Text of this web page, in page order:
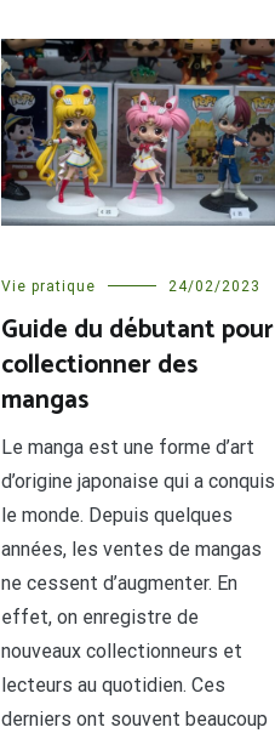
Vie pratique 24/02/2023
Guide du débutant pour
collectionner des
mangas
Le manga est une forme d’art
d’origine japonaise qui a conquis
le monde. Depuis quelques
années, les ventes de mangas
ne cessent d’augmenter. En
effet, on enregistre de
nouveaux collectionneurs et
lecteurs au quotidien. Ces
derniers ont souvent beaucoup